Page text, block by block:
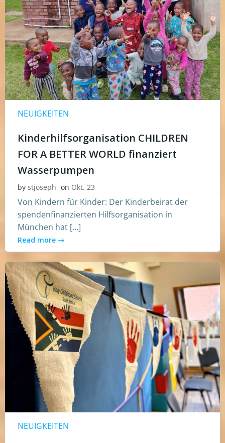
NEUIGKEITEN
Kinderhilfsorganisation CHILDREN
FOR A BETTER WORLD finanziert
Wasserpumpen
by stjoseph on Okt. 23
Von Kindern für Kinder: Der Kinderbeirat der
spendenfinanzierten Hilfsorganisation in
München hat […]
Read more
NEUIGKEITEN